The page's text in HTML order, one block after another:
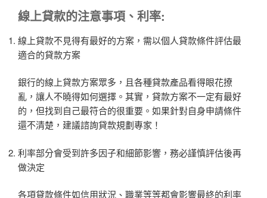
線上貸款的注意事項、利率:
線上貸款不見得有最好的方案，需以個人貸款條件評估最
適合的貸款方案
銀行的線上貸款方案眾多，且各種貸款產品看得眼花撩
亂，讓人不曉得如何選擇。其實，貸款方案不一定有最好
的，但找到自己最符合的很重要。如果針對自身申請條件
還不清楚，建議諮詢貸款規劃專家！
利率部分會受到許多因子和細節影響，務必謹慎評估後再
做決定
各項貸款條件如信用狀況、職業等等都會影響最終的利率